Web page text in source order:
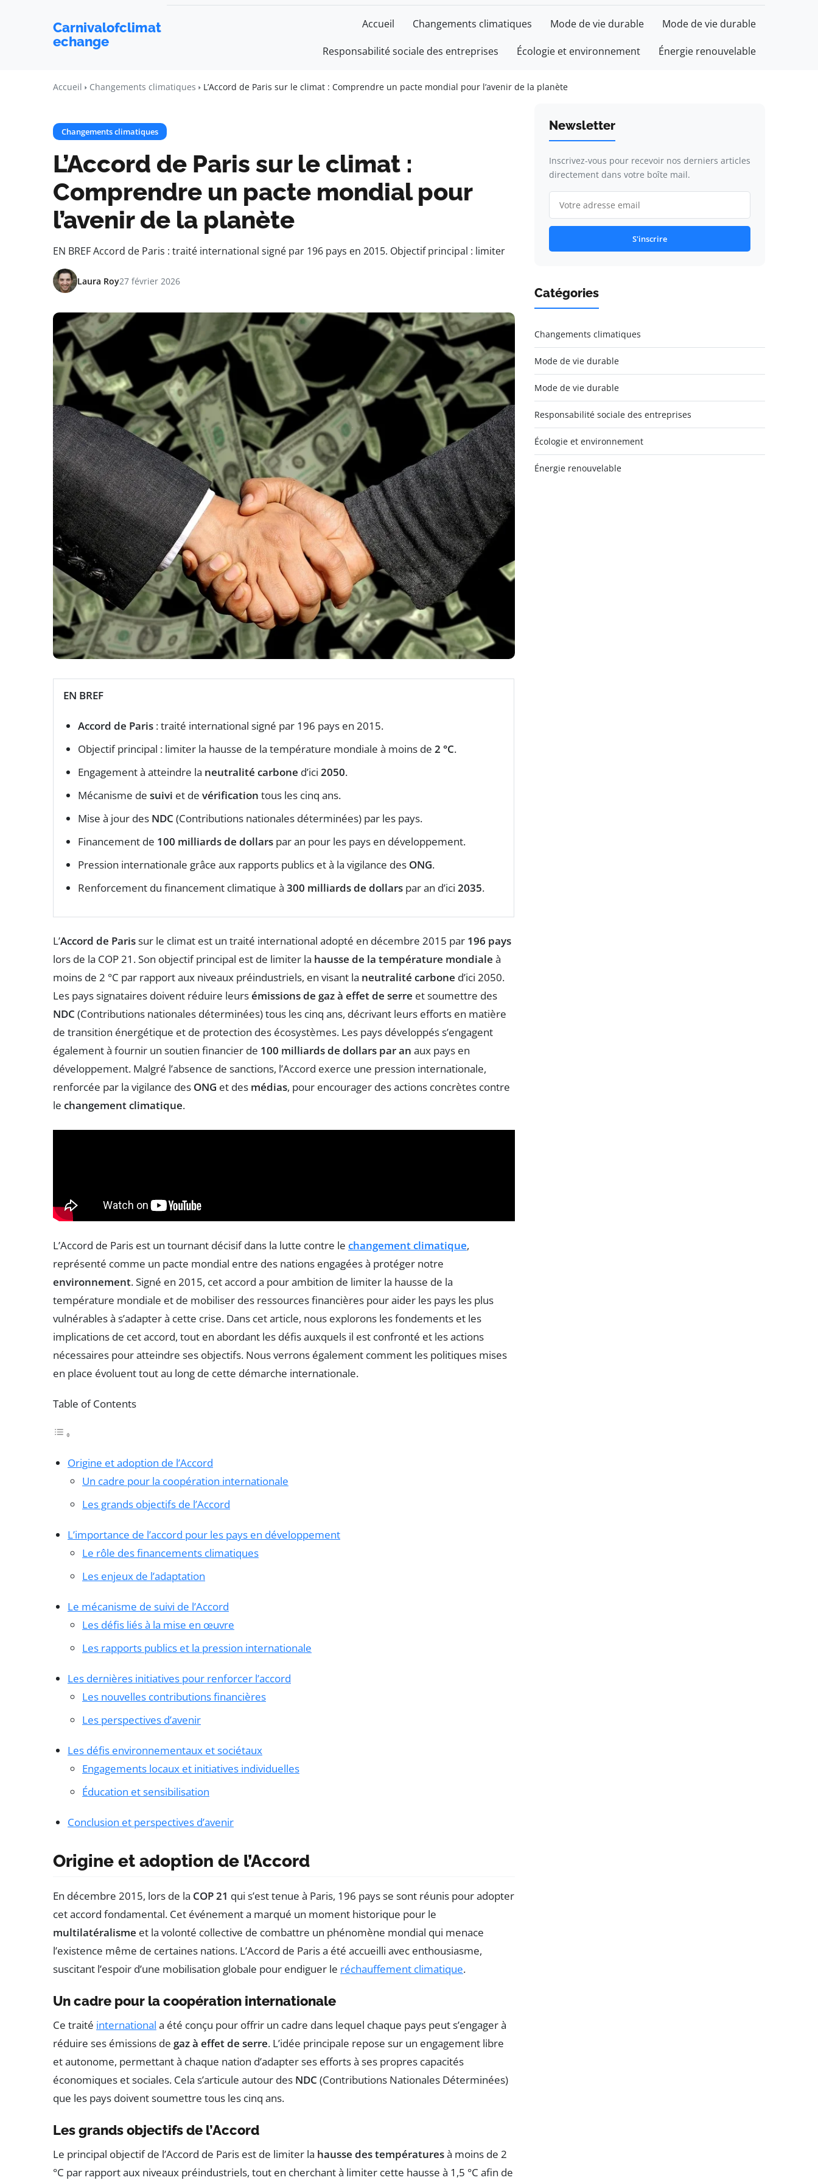
Carnivalofclimat
echange
Accueil Changements climatiques Mode de vie durable Mode de vie durable
Responsabilité sociale des entreprises Écologie et environnement Énergie renouvelable
Accueil Changements climatiques L’Accord de Paris sur le climat : Comprendre un pacte mondial pour l’avenir de la planète
Changements climatiques
L’Accord de Paris sur le climat :
Comprendre un pacte mondial pour
l’avenir de la planète
EN BREF Accord de Paris : traité international signé par 196 pays en 2015. Objectif principal : limiter
Laura Roy27 février 2026
EN BREF
Accord de Paris : traité international signé par 196 pays en 2015.
Objectif principal : limiter la hausse de la température mondiale à moins de 2 °C.
Engagement à atteindre la neutralité carbone d’ici 2050.
Mécanisme de suivi et de vérification tous les cinq ans.
Mise à jour des NDC (Contributions nationales déterminées) par les pays.
Financement de 100 milliards de dollars par an pour les pays en développement.
Pression internationale grâce aux rapports publics et à la vigilance des ONG.
Renforcement du financement climatique à 300 milliards de dollars par an d’ici 2035.
L’Accord de Parissur le climat est un traité international adopté en décembre 2015 par 196 pays
lors de la COP 21. Son objectif principal est de limiter la hausse de la température mondiale à
moins de 2 °C par rapport aux niveaux préindustriels, en visant la neutralité carbone d’ici 2050.
Les pays signataires doivent réduire leursémissions de gaz à effet de serre et soumettre des
NDC (Contributions nationales déterminées) tous les cinq ans, décrivant leurs efforts en matière
de transition énergétique et de protection des écosystèmes. Les pays développés s’engagent
également à fournir un soutien financier de 100 milliards de dollars par an aux pays en
développement. Malgré l’absence de sanctions, l’Accord exerce une pression internationale,
renforcée par la vigilance des ONG et des médias, pour encourager des actions concrètes contre
le changement climatique.
L’Accord de Paris est un tournant décisif dans la lutte contre le changement climatique,
représenté comme un pacte mondial entre des nations engagées à protéger notre
environnement. Signé en 2015, cet accord a pour ambition de limiter la hausse de la
température mondiale et de mobiliser des ressources financières pour aider les pays les plus
vulnérables à s’adapter à cette crise. Dans cet article, nous explorons les fondements et les
implications de cet accord, tout en abordant les défis auxquels il est confronté et les actions
nécessaires pour atteindre ses objectifs. Nous verrons également comment les politiques mises
en place évoluent tout au long de cette démarche internationale.
Table of Contents
Origine et adoption de l’Accord
Un cadre pour la coopération internationale
Les grands objectifs de l’Accord
L’importance de l’accord pour les pays en développement
Le rôle des financements climatiques
Les enjeux de l’adaptation
Le mécanisme de suivi de l’Accord
Les défis liés à la mise en œuvre
Les rapports publics et la pression internationale
Les dernières initiatives pour renforcer l’accord
Les nouvelles contributions financières
Les perspectives d’avenir
Les défis environnementaux et sociétaux
Engagements locaux et initiatives individuelles
Éducation et sensibilisation
Conclusion et perspectives d’avenir
Origine et adoption de l’Accord
En décembre 2015, lors de la COP 21 qui s’est tenue à Paris, 196 pays se sont réunis pour adopter
cet accord fondamental. Cet événement a marqué un moment historique pour le
multilatéralisme et la volonté collective de combattre un phénomène mondial qui menace
l’existence même de certaines nations. L’Accord de Paris a été accueilli avec enthousiasme,
suscitant l’espoir d’une mobilisation globale pour endiguer le réchauffement climatique.
Un cadre pour la coopération internationale
Ce traité international a été conçu pour offrir un cadre dans lequel chaque pays peut s’engager à
réduire ses émissions de gaz à effet de serre. L’idée principale repose sur un engagement libre
et autonome, permettant à chaque nation d’adapter ses efforts à ses propres capacités
économiques et sociales. Cela s’articule autour des NDC (Contributions Nationales Déterminées)
que les pays doivent soumettre tous les cinq ans.
Les grands objectifs de l’Accord
Le principal objectif de l’Accord de Paris est de limiter la hausse des températuresà moins de 2
°C par rapport aux niveaux préindustriels, tout en cherchant à limiter cette hausse à 1,5 °C afin de
Newsletter
Inscrivez-vous pour recevoir nos derniers articles
directement dans votre boîte mail.
S'inscrire
Catégories
Changements climatiques
Mode de vie durable
Mode de vie durable
Responsabilité sociale des entreprises
Écologie et environnement
Énergie renouvelable